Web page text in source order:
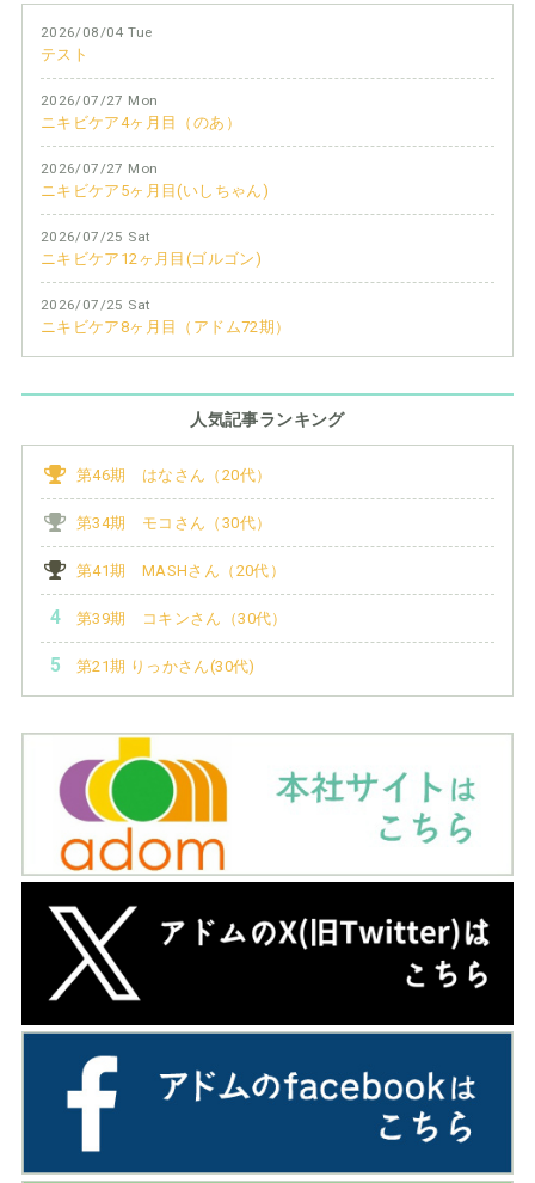
2026/08/04 Tue
テスト
2026/07/27 Mon
ニキビケア4ヶ月目（のあ）
2026/07/27 Mon
ニキビケア5ヶ月目(いしちゃん)
2026/07/25 Sat
ニキビケア12ヶ月目(ゴルゴン)
2026/07/25 Sat
ニキビケア8ヶ月目（アドム72期）
人気記事ランキング
第46期 はなさん（20代）
第34期 モコさん（30代）
第41期 MASHさん（20代）
第39期 コキンさん（30代）
第21期 りっかさん(30代)